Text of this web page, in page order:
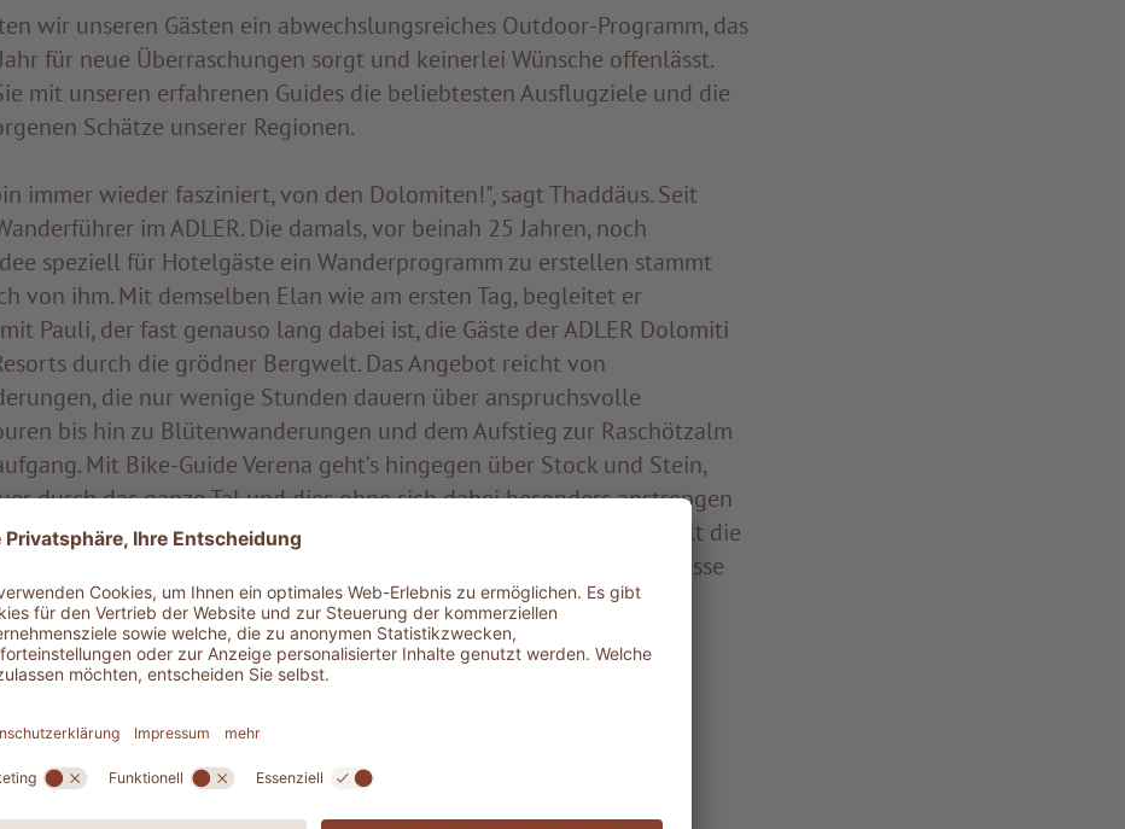
wir unseren Gästen ein abwechslungsreiches Outdoor-Programm, das
für neue Überraschungen sorgt und keinerlei Wünsche offenlässt.
mit unseren erfahrenen Guides die beliebtesten Ausflugziele und die
Schätze unserer Regionen.
immer wieder fasziniert, von den Dolomiten!", sagt Thaddäus. Seit
im ADLER. Die damals, vor beinah 25 Jahren, noch
speziell für Hotelgäste ein Wanderprogramm zu erstellen stammt
von ihm. Mit demselben Elan wie am ersten Tag, begleitet er
Pauli, der fast genauso lang dabei ist, die Gäste der ADLER Dolomiti
durch die grödner Bergwelt. Das Angebot reicht von
die nur wenige Stunden dauern über anspruchsvolle
bis hin zu Blütenwanderungen und dem Aufstieg zur Raschötzalm
Mit Bike-Guide Verena geht‘s hingegen über Stock und Stein,
durch das ganze Tal und dies ohne sich dabei besonders anstrengen
unserer E-Bikes neuester Generation. Zu Verenas Favoriten zählt die
Ulrich über St. Jakob ins Langental und der historischen Bahntrasse
ins Hotel.